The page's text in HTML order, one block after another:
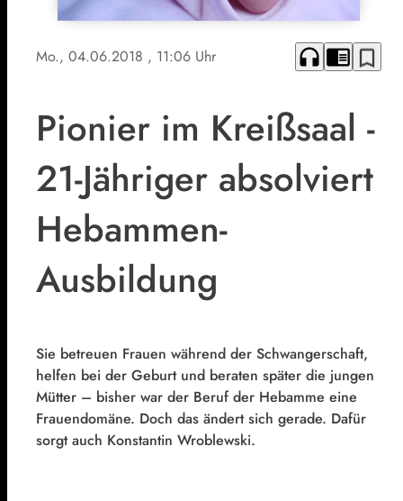
Mo., 04.06.2018 , 11:06 Uhr headphones chrome_reader_mode bookmark_border
Pionier im Kreißsaal -
21-Jähriger absolviert
Hebammen-
Ausbildung
Sie betreuen Frauen während der Schwangerschaft,
helfen bei der Geburt und beraten später die jungen
Mütter – bisher war der Beruf der Hebamme eine
Frauendomäne. Doch das ändert sich gerade. Dafür
sorgt auch Konstantin Wroblewski.